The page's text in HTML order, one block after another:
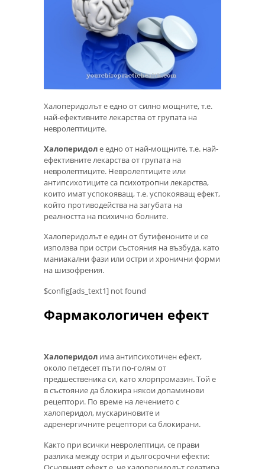
Халоперидолът е едно от силно мощните, т.е.
най-ефективните лекарства от групата на
невролептиците.
Халоперидоле едно от най-мощните, т.е. най-
ефективните лекарства от групата на
невролептиците. Невролептиците или
антипсихотиците са психотропни лекарства,
които имат успокояващ, т.е. успокояващ ефект,
който противодейства на загубата на
реалността на психично болните.
Халоперидолът е един от бутифеноните и се
използва при остри състояния на възбуда, като
маниакални фази или остри и хронични форми
на шизофрения.
$config[ads_text1] not found
Фармакологичен ефект
Халоперидол има антипсихотичен ефект,
около петдесет пъти по-голям от
предшественика си, като хлорпромазин. Той е
в състояние да блокира някои допаминови
рецептори. По време на лечението с
халоперидол, мускариновите и
адренергичните рецептори са блокирани.
Както при всички невролептици, се прави
разлика между остри и дългосрочни ефекти: